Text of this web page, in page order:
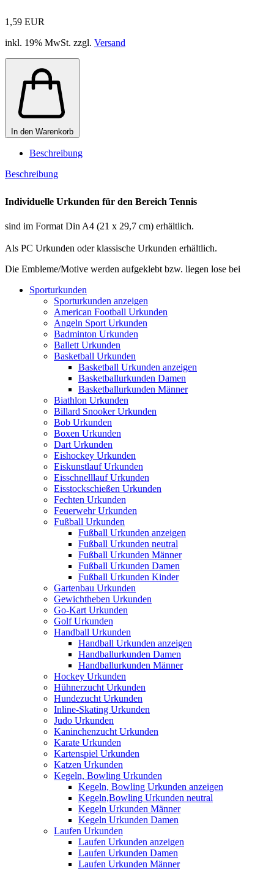
1,59 EUR
inkl. 19% MwSt. zzgl. Versand
In den Warenkorb
Beschreibung
Beschreibung
Individuelle Urkunden für den Bereich Tennis
sind im Format Din A4 (21 x 29,7 cm) erhältlich.
Als PC Urkunden oder klassische Urkunden erhältlich.
Die Embleme/Motive werden aufgeklebt bzw. liegen lose bei
Sporturkunden
Sporturkunden anzeigen
American Football Urkunden
Angeln Sport Urkunden
Badminton Urkunden
Ballett Urkunden
Basketball Urkunden
Basketball Urkunden anzeigen
Basketballurkunden Damen
Basketballurkunden Männer
Biathlon Urkunden
Billard Snooker Urkunden
Bob Urkunden
Boxen Urkunden
Dart Urkunden
Eishockey Urkunden
Eiskunstlauf Urkunden
Eisschnelllauf Urkunden
Eisstockschießen Urkunden
Fechten Urkunden
Feuerwehr Urkunden
Fußball Urkunden
Fußball Urkunden anzeigen
Fußball Urkunden neutral
Fußball Urkunden Männer
Fußball Urkunden Damen
Fußball Urkunden Kinder
Gartenbau Urkunden
Gewichtheben Urkunden
Go-Kart Urkunden
Golf Urkunden
Handball Urkunden
Handball Urkunden anzeigen
Handballurkunden Damen
Handballurkunden Männer
Hockey Urkunden
Hühnerzucht Urkunden
Hundezucht Urkunden
Inline-Skating Urkunden
Judo Urkunden
Kaninchenzucht Urkunden
Karate Urkunden
Kartenspiel Urkunden
Katzen Urkunden
Kegeln, Bowling Urkunden
Kegeln, Bowling Urkunden anzeigen
Kegeln,Bowling Urkunden neutral
Kegeln Urkunden Männer
Kegeln Urkunden Damen
Laufen Urkunden
Laufen Urkunden anzeigen
Laufen Urkunden Damen
Laufen Urkunden Männer